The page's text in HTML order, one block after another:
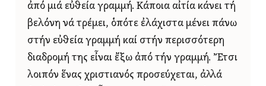
ἀπό μιά εὐθεία γραμμή. Κάποια αἰτία κάνει τή
βελόνη νά τρέμει, ὁπότε ἐλάχιστα μένει πάνω
στήν εὐθεία γραμμή καί στήν περισσότερη
διαδρομή της εἶναι ἔξω ἀπό τήν γραμμή. Ἔτσι
λοιπόν ἕνας χριστιανός προσεύχεται, ἀλλά